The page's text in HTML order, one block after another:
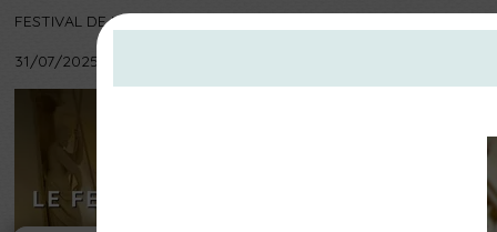
FESTIVAL DE MUSIQUE ANCIENNE
31/07/2025 au 03/08/2025